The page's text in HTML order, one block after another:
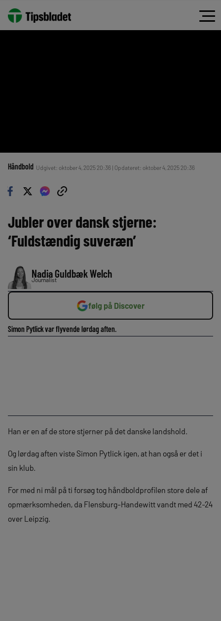
Håndbold Udgivet: oktober 4, 2025 20:36 | Opdateret: oktober 4, 2025 20:36
Jubler over dansk stjerne:
‘Fuldstændig suveræn’
Nadia Guldbæk Welch
Journalist
følg på Discover
Simon Pytlick var flyvende lørdag aften.
Han er en af de store stjerner på det danske landshold.
Og lørdag aften viste Simon Pytlick igen, at han også er det i
sin klub.
For med ni mål på ti forsøg tog håndboldprofilen store dele af
opmærksomheden, da Flensburg-Handewitt vandt med 42-24
over Leipzig.